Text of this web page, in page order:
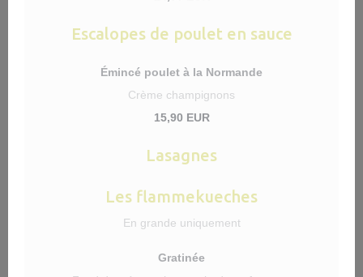
Escalopes de poulet en sauce
Émincé poulet à la Normande
Crème champignons
15,90 EUR
Lasagnes
Les flammekueches
En grande uniquement
Gratinée